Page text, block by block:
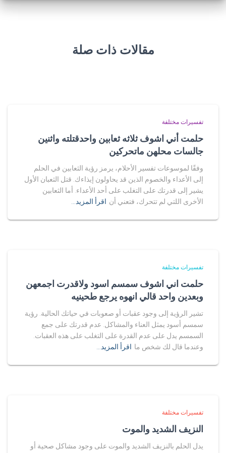
مقالات ذات صلة
تفسيرات مختلفة
حلمت أني اشوف ثلاثه ثعابين واحدقتلته واثنين
جالسات محلهن ماتحركين
وفقًا لموسوعات تفسير الأحلام، يرمز رؤية الثعابين في الحلم
إلى الأعداء والخصوم الذين قد يحاولون إيذاءك. قتل الثعبان الأول
يشير إلى قدرتك على التغلب على أحد الأعداء. أما الثعابين
الأخرى اللتي لم تتحرك، فتعني أن اقرأ المزيد…
تفسيرات مختلفة
حلمت اني اشوف سمسم اسود ولاقدرت اجمعهن
وبعدين واحد قالي انهوه يرجع طحينيه
تشير الرؤية إلى وجود عقبات أو صعوبات في حياتك الحالية. رؤية
سمسم أسود يمثل العناء والمشاكل. عدم قدرتك على جمع
السمسم يدل على عدم القدرة على التغلب على هذه العقبات.
وعندما قال لك شخص ما اقرأ المزيد…
تفسيرات مختلفة
النزيف الشديد والموت
يدل الحلم بالنزيف الشديد والموت على وجود مشاكل صحية أو